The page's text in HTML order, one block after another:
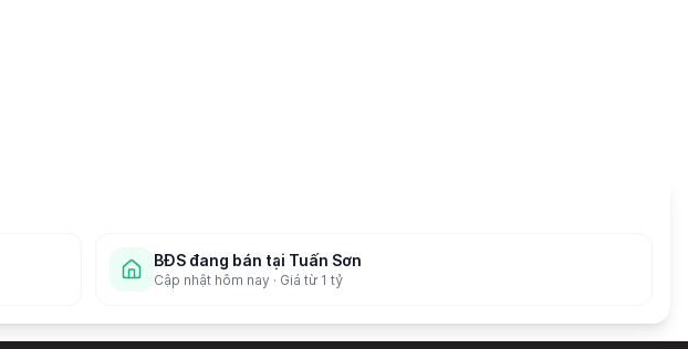
BĐS đang bán tại Tuấn Sơn
Cập nhật hôm nay · Giá từ 1 tỷ